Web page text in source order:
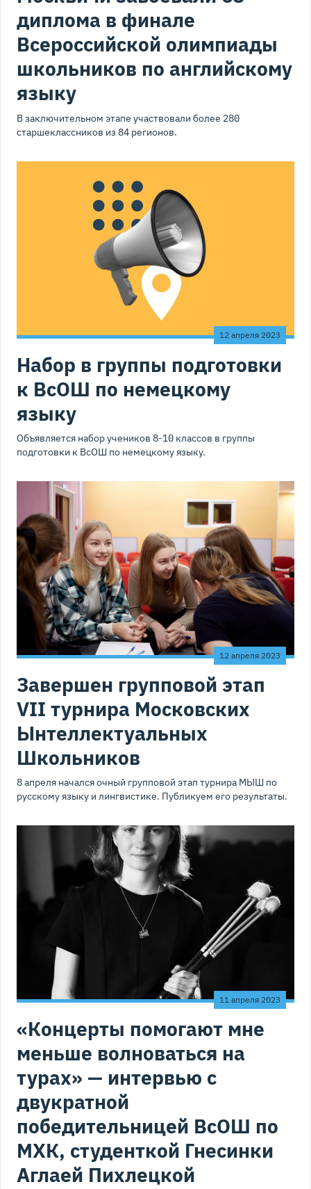
диплома в финале
Всероссийской олимпиады
школьников по английскому
языку
В заключительном этапе участвовали более 280
старшеклассников из 84 регионов.
12 апреля 2023
Набор в группы подготовки
к ВсОШ по немецкому
языку
Объявляется набор учеников 8-10 классов в группы
подготовки к ВсОШ по немецкому языку.
12 апреля 2023
Завершен групповой этап
VII турнира Московских
Ынтеллектуальных
Школьников
8 апреля начался очный групповой этап турнира МЫШ по
русскому языку и лингвистике. Публикуем его результаты.
11 апреля 2023
«Концерты помогают мне
меньше волноваться на
турах» — интервью с
двукратной
победительницей ВсОШ по
МХК, студенткой Гнесинки
Аглаей Пихлецкой